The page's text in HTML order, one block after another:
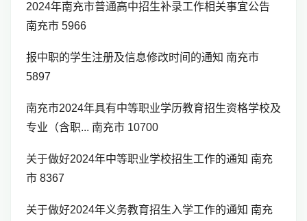
2024年南充市普通高中招生补录工作相关事宜公告
南充市 5966
报中职的学生注册及信息修改时间的通知 南充市
5897
南充市2024年具有中等职业学历教育招生资格学校及
专业（含职... 南充市 10700
关于做好2024年中等职业学校招生工作的通知 南充
市 8367
关于做好2024年义务教育招生入学工作的通知 南充